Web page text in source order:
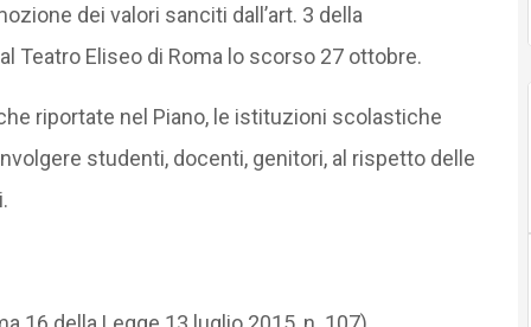
dei valori sanciti dall’art. 3 della
Teatro Eliseo di Roma lo scorso 27 ottobre.
riportate nel Piano, le istituzioni scolastiche
studenti, docenti, genitori, al rispetto delle